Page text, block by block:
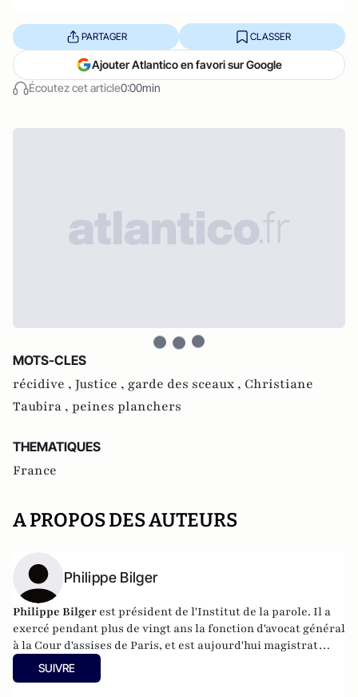
Écoutez cet article0:00min
PARTAGER CLASSER
Ajouter Atlantico en favori sur Google
MOTS-CLES
récidive , Justice , garde des sceaux , Christiane
Taubira , peines planchers
THEMATIQUES
France
A PROPOS DES AUTEURS
Philippe Bilger
Philippe Bilger est président de l'Institut de la parole. Il a
exercé pendant plus de vingt ans la fonction d'avocat général
à la Cour d'assises de Paris, et est aujourd'hui magistrat
honoraire. Il a été amené à requérir dans des grandes
affaires qui ont défrayé la chronique judiciaire et politique
SUIVRE